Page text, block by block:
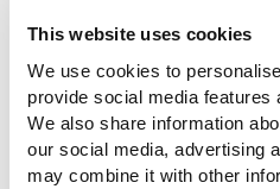
This website uses cookies
We use cookies to
provide social media features
We also share information
our social media, advertising
may combine it with other
Mit über 110 Jahren
Federung können wir im
unseren verschiedenen
der Endverbraucher eine
treffen kann.